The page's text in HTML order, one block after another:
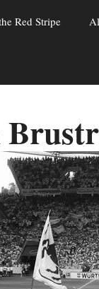
Red Stripe